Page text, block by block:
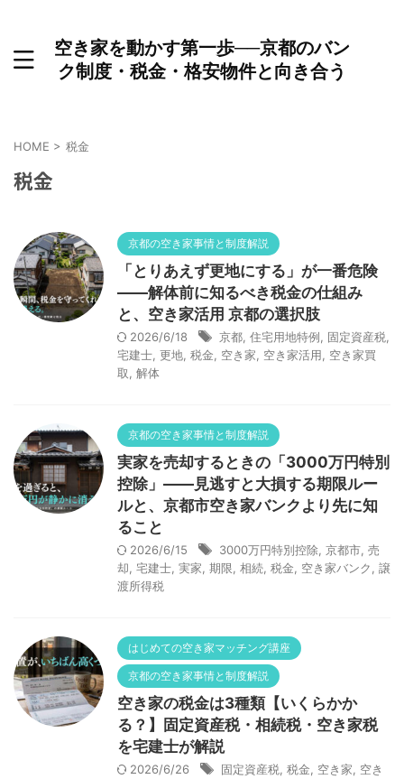
空き家を動かす第一歩──京都のバン
ク制度・税金・格安物件と向き合う
HOME > 税金
税金
京都の空き家事情と制度解説
「とりあえず更地にする」が一番危険
——解体前に知るべき税金の仕組み
と、空き家活用 京都の選択肢
2026/6/18 京都 住宅用地特例 固定資産税
宅建士 更地 税金 空き家 空き家活用
空き家買
取
解体
京都の空き家事情と制度解説
実家を売却するときの「3000万円特別
控除」——見逃すと大損する期限ルー
ルと、京都市空き家バンクより先に知
ること
2026/6/15 3000万円特別控除 京都市 売
却 宅建士 実家 期限 相続 税金 空き家バンク
譲
渡所得税
はじめての空き家マッチング講座
京都の空き家事情と制度解説
空き家の税金は3種類【いくらかか
る？】固定資産税・相続税・空き家税
を宅建士が解説
2026/6/26 固定資産税 税金 空き家
空き